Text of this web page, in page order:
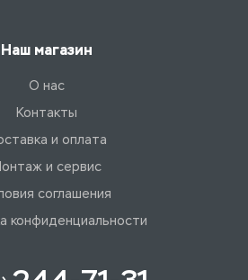
Наш магазин
О нас
Контакты
и оплата
и сервис
соглашения
конфиденциальности